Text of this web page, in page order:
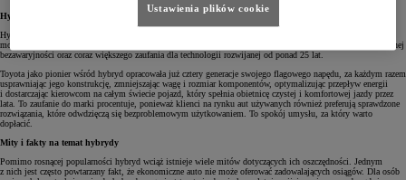
Hybrydy posiadają wyższą wartość odsprzedaży
Hybryda Toyoty generuje oszczędności przez cały okres użytkowania, aż do ostatniego dnia, gdy przychodzi
moment rozstania się z autem. Niska utrata wartości samochodów hybrydowych marki wynika ze wspomnianej
bezawaryjności oraz coraz większego zaufania dla technologii rozwijanej od ponad 25 lat.
Toyota jako pionier wśród hybryd opracowała już cztery generacje swojego flagowego napędu, za każdym razem
usprawniając jego konstrukcję, zmniejszając wagę i rozmiar komponentów, optymalizując przepływ energii
i dostarczając kierowcom na całym świecie pojazd, który spełnia obietnicę czystej i komfortowej jazdy przez
lata. To zaufanie do marki procentuje, ponieważ klienci na rynku aut używanych również preferują sprawdzone
rozwiązania, które odwdzięczą się bezproblemowym użytkowaniem. To spokój umysłu, za który warto
dopłacić.
Mity i fakty na temat hybrydy
Pomimo rosnącej popularności hybryd wciąż istnieje wiele mitów dotyczących ich oszczędności. Jednym
z nich jest często powtarzany fakt, że ekonomiczne auto nie może oferować zadowalających osiągów. Dla osób
Ustawienia plików cookie